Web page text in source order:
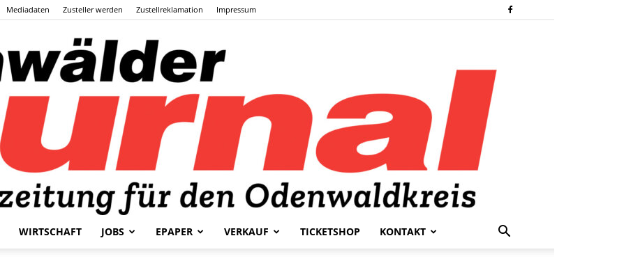
Mediadaten Zusteller werden Zustellreklamation Impressum
WIRTSCHAFT JOBS EPAPER VERKAUF TICKETSHOP KONTAKT